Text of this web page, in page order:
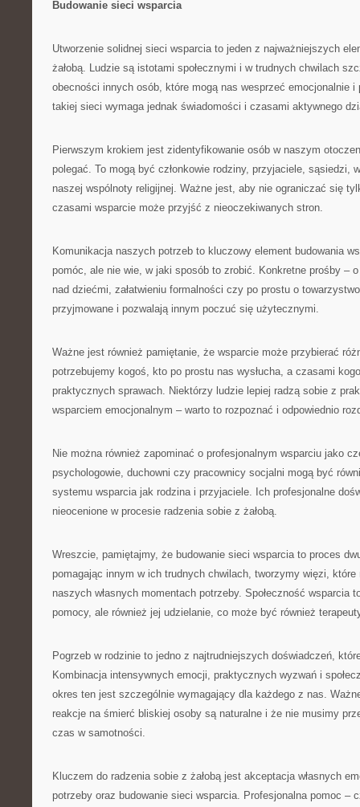
Budowanie sieci wsparcia
Utworzenie solidnej sieci wsparcia to jeden z najważniejszych
żałobą. Ludzie są istotami społecznymi i w trudnych chwilach
obecności innych osób, które mogą nas wesprzeć emocjonalnie i
takiej sieci wymaga jednak świadomości i czasami aktywnego
Pierwszym krokiem jest zidentyfikowanie osób w naszym
polegać. To mogą być członkowie rodziny, przyjaciele, sąsiedzi,
naszej wspólnoty religijnej. Ważne jest, aby nie ograniczać się
czasami wsparcie może przyjść z nieoczekiwanych stron.
Komunikacja naszych potrzeb to kluczowy element budowania
pomóc, ale nie wie, w jaki sposób to zrobić. Konkretne prośby –
nad dziećmi, załatwieniu formalności czy po prostu o
przyjmowane i pozwalają innym poczuć się użytecznymi.
Ważne jest również pamiętanie, że wsparcie może przybierać
potrzebujemy kogoś, kto po prostu nas wysłucha, a czasami
praktycznych sprawach. Niektórzy ludzie lepiej radzą sobie z
wsparciem emocjonalnym – warto to rozpoznać i odpowiednio
Nie można również zapominać o profesjonalnym wsparciu jako
psychologowie, duchowni czy pracownicy socjalni mogą być
systemu wsparcia jak rodzina i przyjaciele. Ich profesjonalne
nieocenione w procesie radzenia sobie z żałobą.
Wreszcie, pamiętajmy, że budowanie sieci wsparcia to proces
pomagając innym w ich trudnych chwilach, tworzymy więzi,
naszych własnych momentach potrzeby. Społeczność wsparcia
pomocy, ale również jej udzielanie, co może być również
Pogrzeb w rodzinie to jedno z najtrudniejszych doświadczeń,
Kombinacja intensywnych emocji, praktycznych wyzwań i
okres ten jest szczególnie wymagający dla każdego z nas.
reakcje na śmierć bliskiej osoby są naturalne i że nie musimy
czas w samotności.
Kluczem do radzenia sobie z żałobą jest akceptacja własnych
potrzeby oraz budowanie sieci wsparcia. Profesjonalna pomoc –